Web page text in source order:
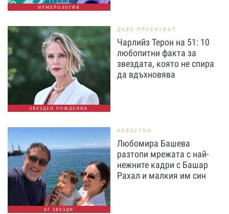
НУМЕРОЛОГИЯ
ЗВЕЗДЕН РОЖДЕНИК
ДНЕС ПРАЗНУВАТ
Чарлийз Терон на 51: 10
любопитни факта за
звездата, която не спира
да вдъхновява
БГ ЗВЕЗДИ
ИЗВЕСТНИ
Любомира Башева
разтопи мрежата с най-
нежните кадри с Башар
Рахал и малкия им син